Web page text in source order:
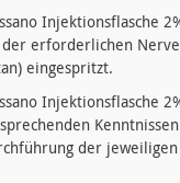
Injektionsflasche
erforderlichen
eingespritzt.
Injektionsflasche
der jeweiligen